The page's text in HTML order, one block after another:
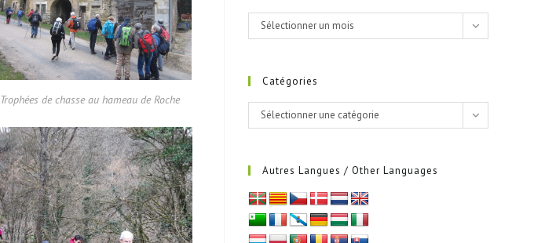
Trophées de chasse au hameau de Roche
Sélectionner un mois
Catégories
Sélectionner une catégorie
Autres Langues / Other Languages